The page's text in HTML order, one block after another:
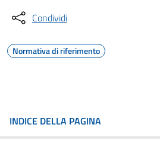
Condividi
Normativa di riferimento
INDICE DELLA PAGINA